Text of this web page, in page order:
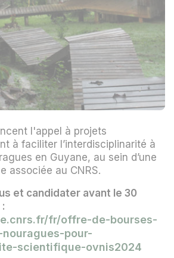
l'appel à projets
à faciliter l’interdisciplinarité à
en Guyane, au sein d’une
associée au CNRS.
et candidater avant le 30
fr/offre-de-bourses-
pour-
scientifique-ovnis2024